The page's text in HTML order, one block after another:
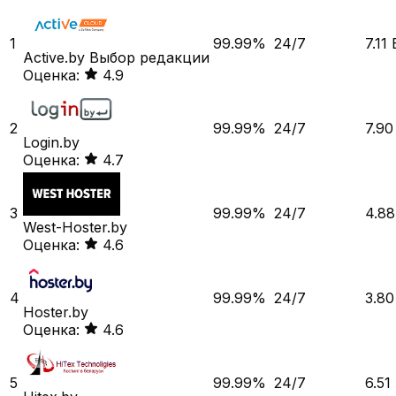
1
Active.by Выбор редакции
Оценка:
4.9
99.99% 24/7 7.11
2
Login.by
Оценка:
4.7
99.99% 24/7 7.90
3
West-Hoster.by
Оценка:
4.6
99.99% 24/7 4.88
4
Hoster.by
Оценка:
4.6
99.99% 24/7 3.80
5
99.99% 24/7 6.51